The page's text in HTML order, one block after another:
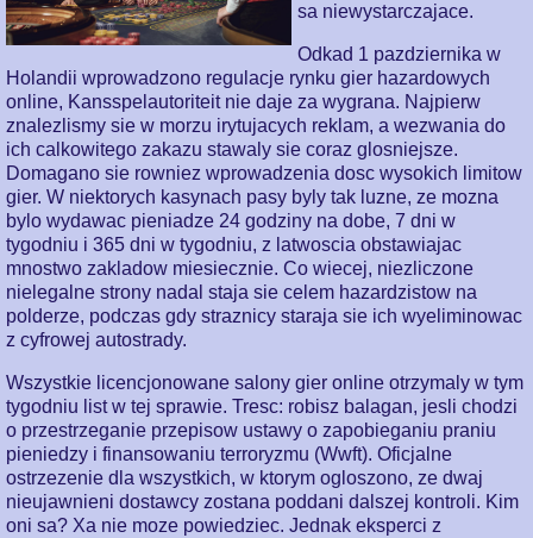
sa niewystarczajace.
Odkad 1 pazdziernika w
Holandii wprowadzono regulacje rynku gier hazardowych
online, Kansspelautoriteit nie daje za wygrana. Najpierw
znalezlismy sie w morzu irytujacych reklam, a wezwania do
ich calkowitego zakazu stawaly sie coraz glosniejsze.
Domagano sie rowniez wprowadzenia dosc wysokich limitow
gier. W niektorych kasynach pasy byly tak luzne, ze mozna
bylo wydawac pieniadze 24 godziny na dobe, 7 dni w
tygodniu i 365 dni w tygodniu, z latwoscia obstawiajac
mnostwo zakladow miesiecznie. Co wiecej, niezliczone
nielegalne strony nadal staja sie celem hazardzistow na
polderze, podczas gdy straznicy staraja sie ich wyeliminowac
z cyfrowej autostrady.
Wszystkie licencjonowane salony gier online otrzymaly w tym
tygodniu list w tej sprawie. Tresc: robisz balagan, jesli chodzi
o przestrzeganie przepisow ustawy o zapobieganiu praniu
pieniedzy i finansowaniu terroryzmu (Wwft). Oficjalne
ostrzezenie dla wszystkich, w ktorym ogloszono, ze dwaj
nieujawnieni dostawcy zostana poddani dalszej kontroli. Kim
oni sa? Xa nie moze powiedziec. Jednak eksperci z